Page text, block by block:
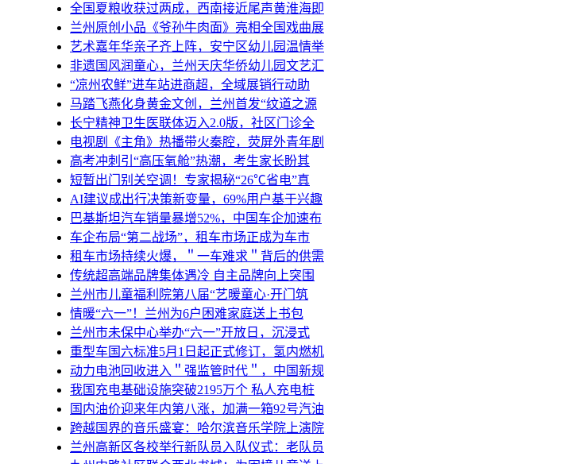
全国夏粮收获过两成，西南接近尾声黄淮海即
兰州原创小品《爷孙牛肉面》亮相全国戏曲展
艺术嘉年华亲子齐上阵，安宁区幼儿园温情举
非遗国风润童心，兰州天庆华侨幼儿园文艺汇
“凉州农鲜”进车站进商超，全域展销行动助
马踏飞燕化身黄金文创，兰州首发“纹道之源
长宁精神卫生医联体迈入2.0版，社区门诊全
电视剧《主角》热播带火秦腔，荧屏外青年剧
高考冲刺引“高压氧舱”热潮，考生家长盼其
短暂出门别关空调！专家揭秘“26℃省电”真
AI建议成出行决策新变量，69%用户基于兴趣
巴基斯坦汽车销量暴增52%，中国车企加速布
车企布局“第二战场”，租车市场正成为车市
租车市场持续火爆，＂一车难求＂背后的供需
传统超高端品牌集体遇冷 自主品牌向上突围
兰州市儿童福利院第八届“艺暖童心·开门筑
情暖“六一”！兰州为6户困难家庭送上书包
兰州市未保中心举办“六一”开放日，沉浸式
重型车国六标准5月1日起正式修订，氢内燃机
动力电池回收进入＂强监管时代＂，中国新规
我国充电基础设施突破2195万个 私人充电桩
国内油价迎来年内第八涨，加满一箱92号汽油
跨越国界的音乐盛宴：哈尔滨音乐学院上演院
兰州高新区各校举行新队员入队仪式：老队员